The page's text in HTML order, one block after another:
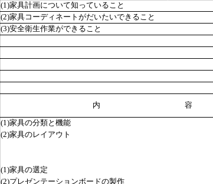
(1)家具計画について知っていること
(2)家具コーディネートがだいたいできること
(3)安全衛生作業ができること
内 容
(1)家具の分類と機能
(2)家具のレイアウト
(1)家具の選定
(2)プレゼンテーションボードの製作